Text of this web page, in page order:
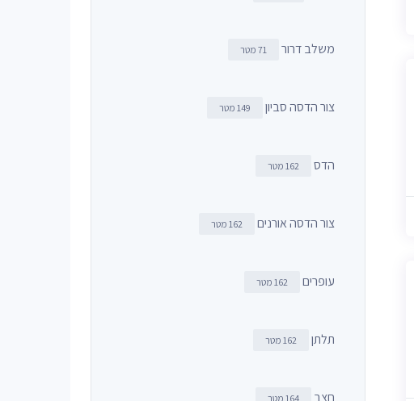
משלב דרור 71 מטר
צור הדסה סביון 149 מטר
הדס 162 מטר
צור הדסה אורנים 162 מטר
עופרים 162 מטר
תלתן 162 מטר
חצב 164 מטר